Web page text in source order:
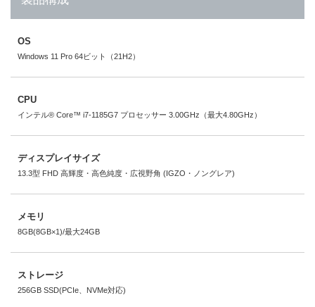
OS
Windows 11 Pro 64ビット（21H2）
CPU
インテル® Core™ i7-1185G7 プロセッサー 3.00GHz（最大4.80GHz）
ディスプレイサイズ
13.3型 FHD 高輝度・高色純度・広視野角 (IGZO・ノングレア)
メモリ
8GB(8GB×1)/最大24GB
ストレージ
256GB SSD(PCIe、NVMe対応)